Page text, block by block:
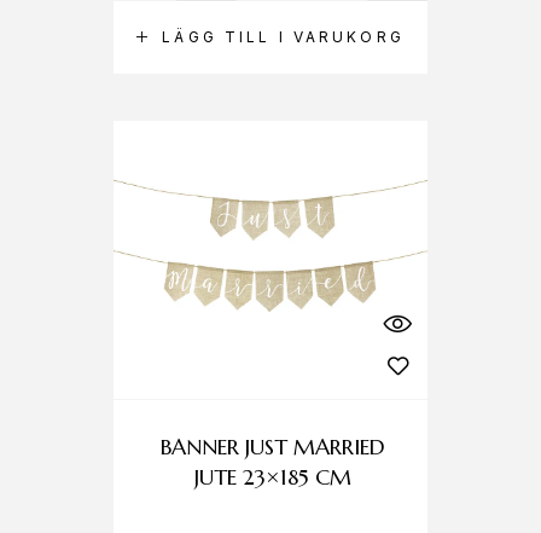
LÄGG TILL I VARUKORG
BANNER JUST MARRIED
JUTE 23×185 CM